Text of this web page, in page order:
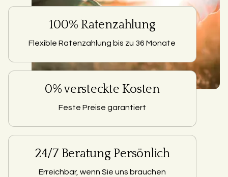
100% Ratenzahlung
Flexible Ratenzahlung bis zu 36 Monate
0% versteckte Kosten
Feste Preise garantiert
24/7 Beratung Persönlich
Erreichbar, wenn Sie uns brauchen